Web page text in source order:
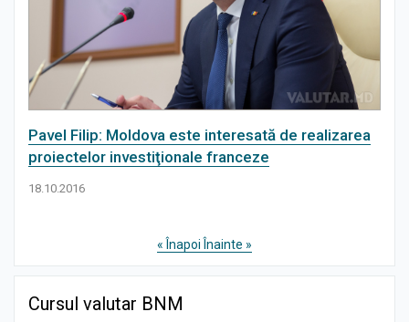
Pavel Filip: Moldova este interesată de realizarea
proiectelor investiţionale franceze
18.10.2016
« Înapoi Înainte »
Cursul valutar BNM